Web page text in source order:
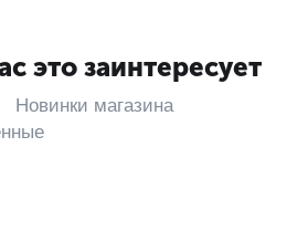
это заинтересует
Новинки магазина